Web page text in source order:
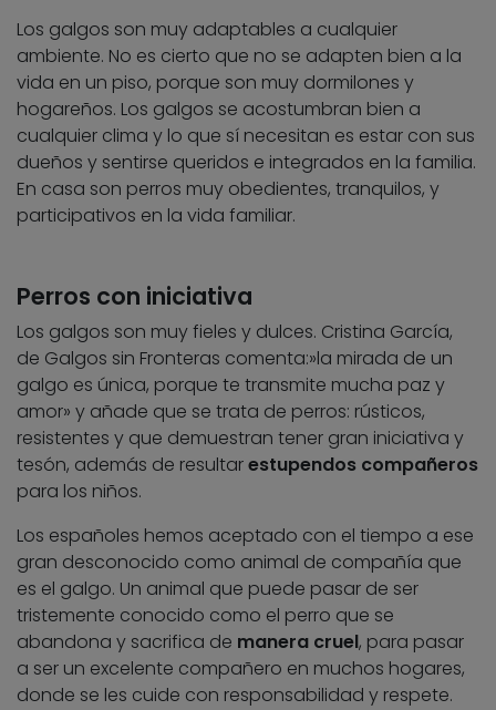
Los galgos son muy adaptables a cualquier
ambiente. No es cierto que no se adapten bien a la
vida en un piso, porque son muy dormilones y
hogareños. Los galgos se acostumbran bien a
cualquier clima y lo que sí necesitan es estar con sus
dueños y sentirse queridos e integrados en la familia.
En casa son perros muy obedientes, tranquilos, y
participativos en la vida familiar.
Perros con iniciativa
Los galgos son muy fieles y dulces. Cristina García,
de Galgos sin Fronteras comenta:»la mirada de un
galgo es única, porque te transmite mucha paz y
amor» y añade que se trata de perros: rústicos,
resistentes y que demuestran tener gran iniciativa y
tesón, además de resultarestupendos compañeros
para los niños.
Los españoles hemos aceptado con el tiempo a ese
gran desconocido como animal de compañía que
es el galgo. Un animal que puede pasar de ser
tristemente conocido como el perro que se
abandona y sacrifica de manera cruel, para pasar
a ser un excelente compañero en muchos hogares,
donde se les cuide con responsabilidad y respete.